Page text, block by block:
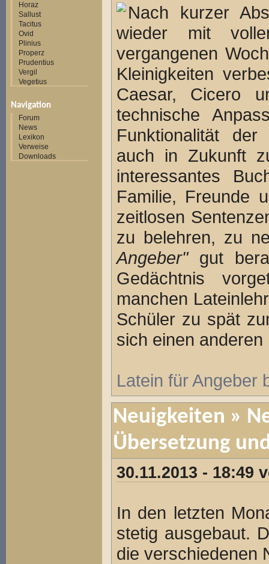
Horaz
Sallust
Tacitus
Ovid
Plinius
Properz
Prudentius
Vergil
Vegetius
Navigation
Forum
News
Lexikon
Verweise
Downloads
Nach kurzer
wieder mit
vergangenen
Kleinigkeiten
Caesar, Cicero
technische
Funktionalität
auch in Zukunft
interessantes
Familie, Freunde
zeitlosen
zu belehren, zu
Angeber"gut
Gedächtnis
manchen
Schüler zu spät
sich einen
Latein für Angeber
Neuigkeiten »
Übersetzung
30.11.2013 - 18:49
In den letzten
stetig ausgebaut.
die verschiedenen